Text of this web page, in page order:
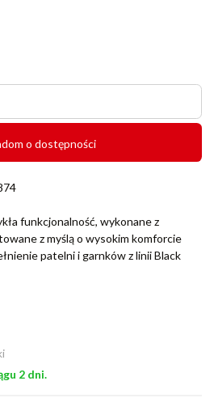
o dostępności
funkcjonalność, wykonane z
z myślą o wysokim komforcie
patelni i garnków z linii Black
2 dni.